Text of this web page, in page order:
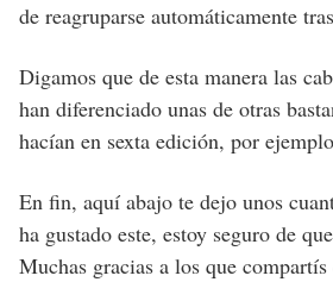
de reagruparse automáticamente
Digamos que de esta manera las
han diferenciado unas de otras
hacían en sexta edición, por
En fin, aquí abajo te dejo unos
ha gustado este, estoy seguro de
Muchas gracias a los que